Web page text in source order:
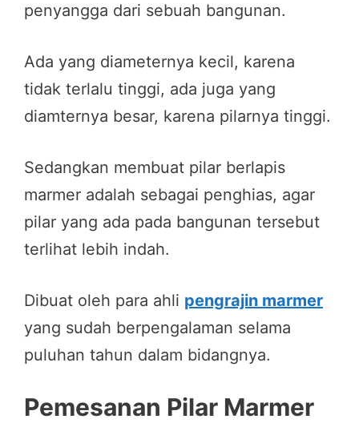
penyangga dari sebuah bangunan.
Ada yang diameternya kecil, karena
tidak terlalu tinggi, ada juga yang
diamternya besar, karena pilarnya tinggi.
Sedangkan membuat pilar berlapis
marmer adalah sebagai penghias, agar
pilar yang ada pada bangunan tersebut
terlihat lebih indah.
Dibuat oleh para ahli pengrajin marmer
yang sudah berpengalaman selama
puluhan tahun dalam bidangnya.
Pemesanan Pilar Marmer